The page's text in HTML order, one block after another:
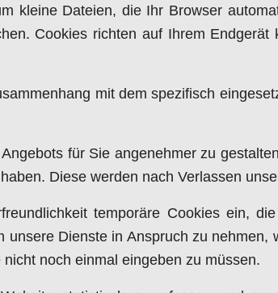
kleine Dateien, die Ihr Browser
Cookies richten auf Ihrem
mit dem spezifisch
für Sie angenehmer zu
Diese werden nach Verlassen
temporäre Cookies ein,
Dienste in Anspruch zu
noch einmal eingeben zu müssen.